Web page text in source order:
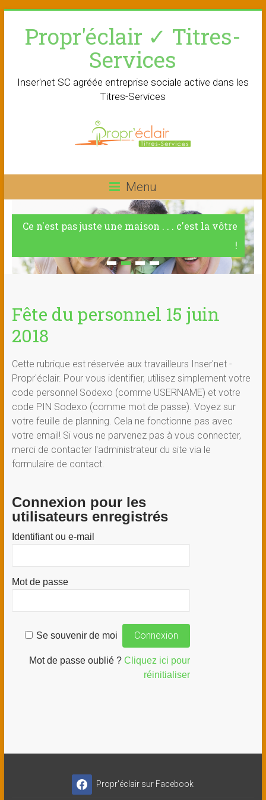
contentPropr'éclair ✓ Titres-
Services
Inser'net SC agréée entreprise sociale active dans les
Titres-Services
Menu
Ce n'est pas juste une maison . . . c'est la vôtre
!
Fête du personnel 15 juin
2018
Cette rubrique est réservée aux travailleurs Inser'net -
Propr'éclair. Pour vous identifier, utilisez simplement votre
code personnel Sodexo (comme USERNAME) et votre
code PIN Sodexo (comme mot de passe). Voyez sur
votre feuille de planning. Cela ne fonctionne pas avec
votre email! Si vous ne parvenez pas à vous connecter,
merci de contacter l'administrateur du site via le
formulaire de contact.
Connexion pour les
utilisateurs enregistrés
Identifiant ou e-mail
Mot de passe
Se souvenir de moi
Mot de passe oublié ? Cliquez ici pour
réinitialiser
Propr'éclair sur Facebook